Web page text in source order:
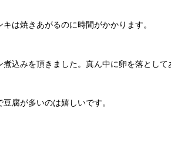
は焼きあがるのに時間がかかります。
煮込みを頂きました。真ん中に卵を落として
腐が多いのは嬉しいです。